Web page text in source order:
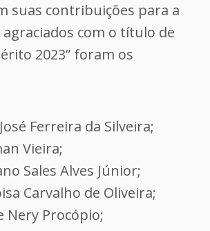
suas contribuições para a
com o título de
2023” foram os
Ferreira da Silveira;
Vieira;
Sales Alves Júnior;
Carvalho de Oliveira;
Nery Procópio;